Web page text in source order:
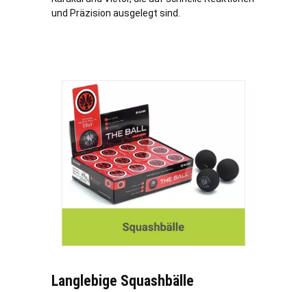
und Präzision ausgelegt sind.
Langlebige Squashbälle